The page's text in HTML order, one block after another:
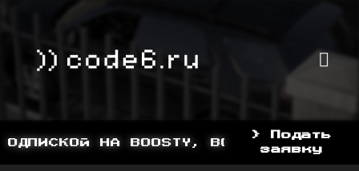
НА BOOSTY, BOOSTY.TO/YDDY
> Подать
заявку